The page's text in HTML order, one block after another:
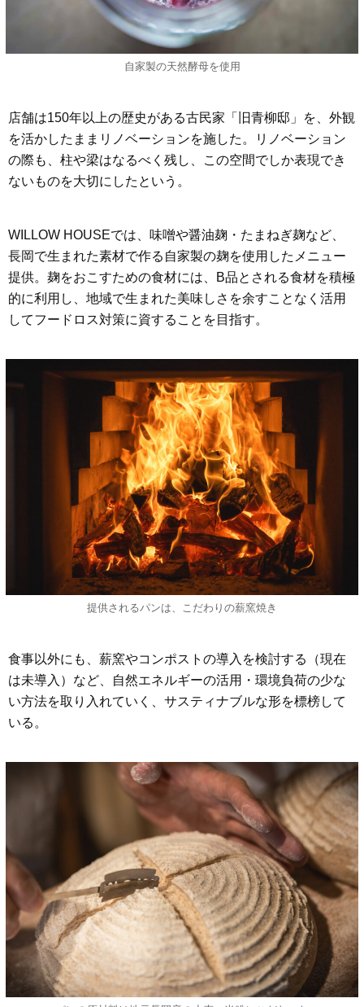
自家製の天然酵母を使用
店舗は150年以上の歴史がある古民家「旧青柳邸」を、外観
を活かしたままリノベーションを施した。リノベーション
の際も、柱や梁はなるべく残し、この空間でしか表現でき
ないものを大切にしたという。
WILLOW HOUSEでは、味噌や醤油麹・たまねぎ麹など、
長岡で生まれた素材で作る自家製の麹を使用したメニュー
提供。麹をおこすための食材には、B品とされる食材を積極
的に利用し、地域で生まれた美味しさを余すことなく活用
してフードロス対策に資することを目指す。
提供されるパンは、こだわりの薪窯焼き
食事以外にも、薪窯やコンポストの導入を検討する（現在
は未導入）など、自然エネルギーの活用・環境負荷の少な
い方法を取り入れていく、サスティナブルな形を標榜して
いる。